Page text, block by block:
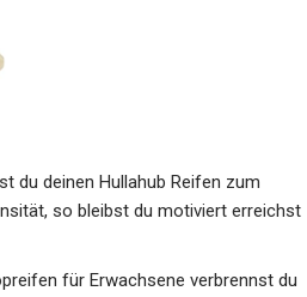
du deinen Hullahub Reifen zum
so bleibst du motiviert erreichst
für Erwachsene verbrennst du